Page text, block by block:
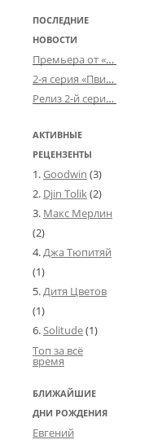
ПОСЛЕДНИЕ
НОВОСТИ
Премьера от «Усталого королевства»: «Игорь начал»
2-я серия «Пвин Тикса» от 2-D
Релиз 2-й серии «БДСМ-людей» от «Аркада Фильм»
АКТИВНЫЕ
РЕЦЕНЗЕНТЫ
Goodwin (3)
Djin Tolik(2)
Макс Мерлин
(2)
Джа Тюпитяй
(1)
Дитя Цветов
(1)
Solitude(1)
Топ за всё
время
БЛИЖАЙШИЕ
ДНИ РОЖДЕНИЯ
Евгений